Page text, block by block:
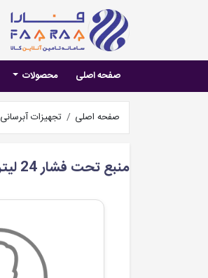
صفحه اصلی محصولات
صفحه اصلی تجهیزات آبرسانی
منبع تحت فشار 24 لیتر تفسان مدل 24-TEV-V